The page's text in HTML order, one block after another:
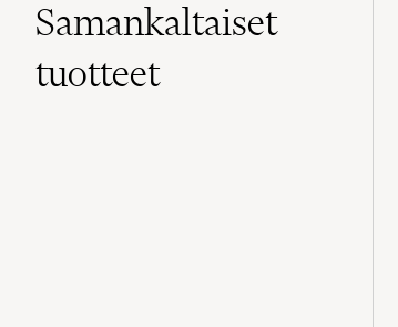
Samankaltaiset
tuotteet